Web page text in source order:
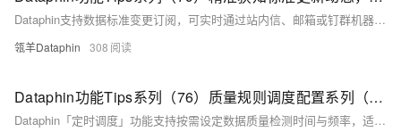
Dataphin支持数据标准变更订阅，可实时通过站内信、邮箱或钉群机器人通知相关人员，确保业务及时响应。用户可通过标准列表、个人中心等入口批量订阅，变更消息包含状态、版本及跳转链接，便于快速查看与处理。
瓴羊Dataphin 308
Dataphin功能Tips系列（76）质量规则调度配置系列（3）-定时调度
Dataphin「定时调度」功能支持按需设定数据质量检测时间与频率，适用于定期检查数据质量问题的场景。提供手动配置和系统推荐两种方式，可自动执行规则并生成报告，帮助用户高效发现并处理问题。